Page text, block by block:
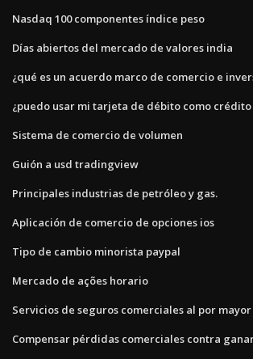
Nasdaq 100 componentes índice peso
Días abiertos del mercado de valores india
¿qué es un acuerdo marco de comercio e
¿puedo usar mi tarjeta de débito como crédito
Sistema de comercio de volumen
Guión a usd tradingview
Principales industrias de petróleo y gas.
Aplicación de comercio de opciones ios
Tipo de cambio minorista paypal
Mercado de ações horario
Servicios de seguros comerciales al por mayor
Compensar pérdidas comerciales contra